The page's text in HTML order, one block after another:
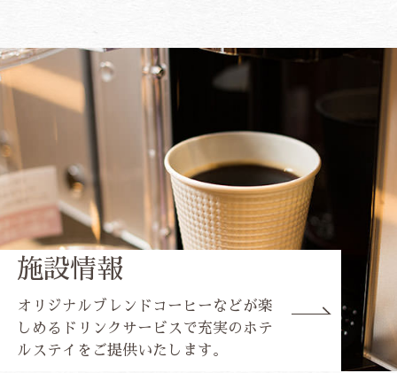
施設情報
オリジナルブレンドコーヒーなどが楽
しめるドリンクサービスで充実のホテ
ルステイをご提供いたします。